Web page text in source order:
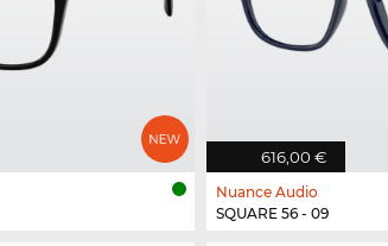
616,00 €
Nuance Audio
SQUARE 56 - 09